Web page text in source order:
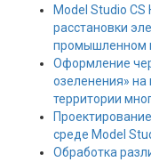
Model Studio
расстановки
промышленном
Оформление
озеленения»
территории
среде Model
Обработка